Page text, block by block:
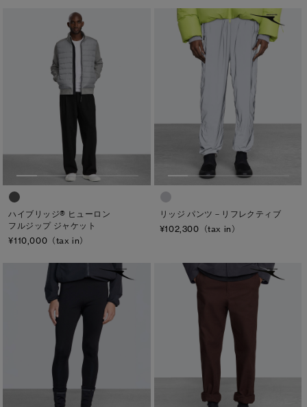
TEI4：-15℃/-25℃
TEI5：-30℃以下
L
XL
S/M
L/XL
ONESIZE
カラー
ブラック
ブルー系
グリーン系
グレー系
ベージュ/ブラウン系
ホワイト系
イエロー系
パープル系
オレンジ系
ハイブリッジ® ヒューロン
フルジップ ジャケット
¥110,000（tax in）
リッジ パンツ－リフレクティブ
¥102,300（tax in）